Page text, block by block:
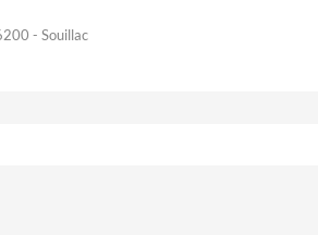
- Souillac